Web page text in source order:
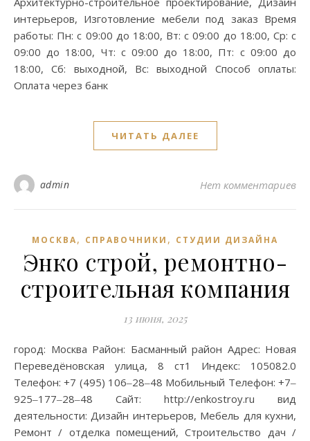
интерьеров, Изготовление мебели под заказ Время
работы: Пн: с 09:00 до 18:00, Вт: с 09:00 до 18:00, Ср: с
09:00 до 18:00, Чт: с 09:00 до 18:00, Пт: с 09:00 до
18:00, Сб: выходной, Вс: выходной Способ оплаты:
Оплата через банк
ЧИТАТЬ ДАЛЕЕ
admin Нет комментариев
МОСКВА, СПРАВОЧНИКИ , СТУДИИ ДИЗАЙНА
Энко строй, ремонтно-
строительная компания
13 июня, 2025
город: Москва Район: Басманный район Адрес: Новая
Переведёновская улица, 8 ст1 Индекс: 105082.0
Телефон: +7 (495) 106‒28‒48 Мобильный Телефон: +7‒
925‒177‒28‒48 Сайт: http://enkostroy.ru вид
деятельности: Дизайн интерьеров, Мебель для кухни,
Ремонт / отделка помещений, Строительство дач /